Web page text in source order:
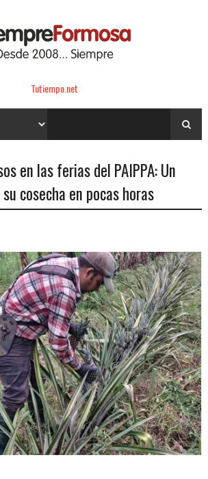
Tutiempo.net
en las ferias del PAIPPA: Un
cosecha en pocas horas